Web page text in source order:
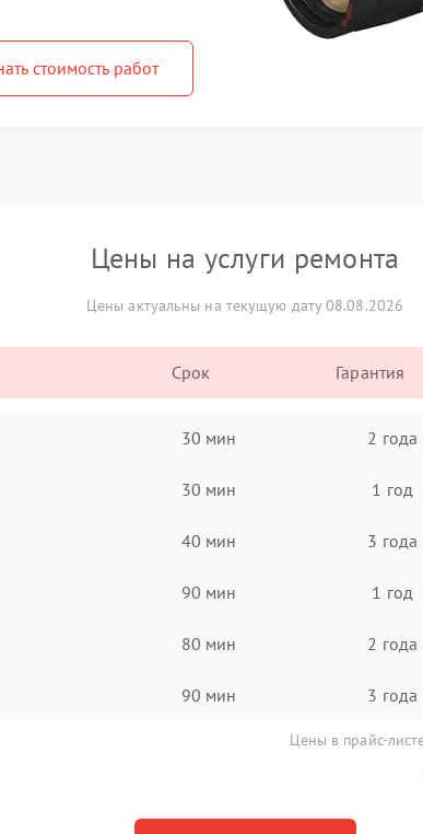
стоимость работ
Цены на услуги ремонта
Цены актуальны на текущую дату 08.08.2026
Срок Гарантия
30 мин 2 года
30 мин 1 год
40 мин 3 года
90 мин 1 год
80 мин 2 года
90 мин 3 года
Цены в прайс-